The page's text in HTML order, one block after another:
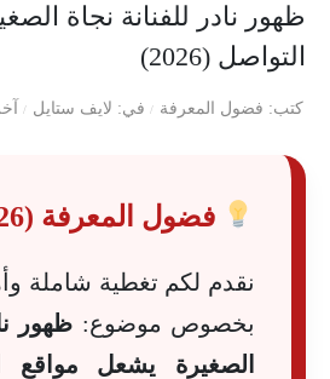
ظهور نادر للفنانة نجاة
التواصل (2026)
كتب فضول المعرفة في لايف ستايل
فضول المعرفة (2026):
نقدم لكم تغطية شاملة
بخصوص موضوع: ظهور
الصغيرة يشعل مواقع